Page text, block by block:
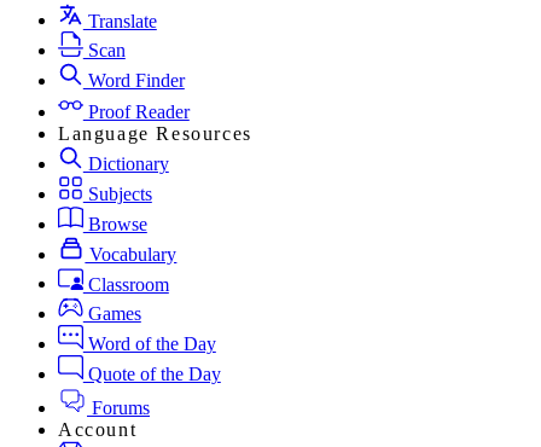
Translate
Scan
Word Finder
Proof Reader
Language Resources
Dictionary
Subjects
Browse
Vocabulary
Classroom
Games
Word of the Day
Quote of the Day
Forums
Account